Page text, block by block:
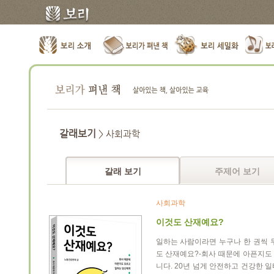
갈래보기 > 사회과학
갈래 보기 주제어 보기
사회과학
이것도 산재예요?
일하는 사람이라면 누구나 한 권씩
도 산재예요?-회사 때문에 아픈지
니다. 20년 넘게 안전하고 건강한